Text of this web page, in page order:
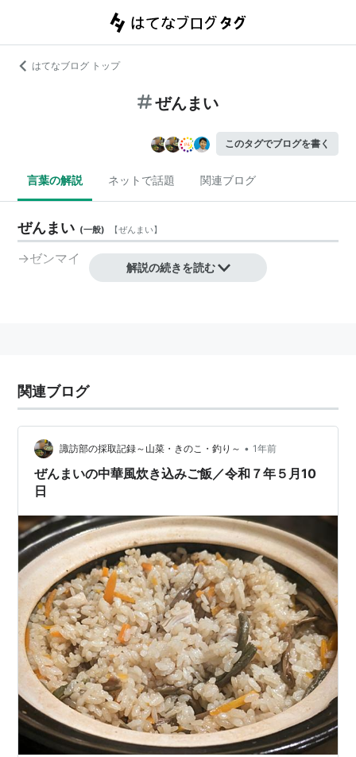
はてなブログ トップ
ぜんまい
このタグでブログを書く
言葉の解説 ネットで話題 関連ブログ
ぜんまい (一般) 【ぜんまい】
→ゼンマイ
解説の続きを読む
関連ブログ
諏訪部の採取記録～山菜・きのこ・釣り～ • 1年前
ぜんまいの中華風炊き込みご飯／令和７年５月10
日